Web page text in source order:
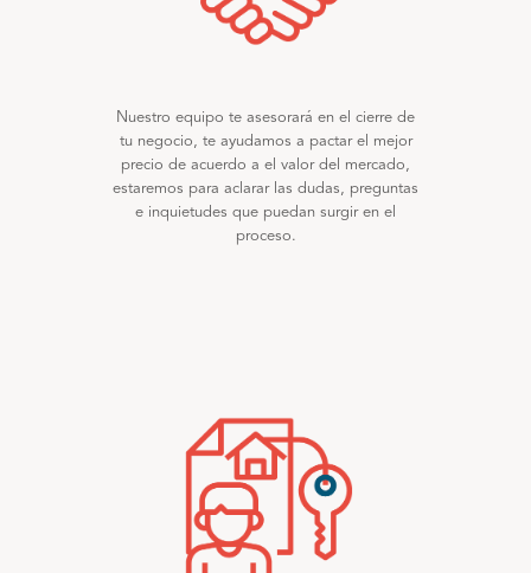
Nuestro equipo te asesorará en el cierre de
tu negocio, te ayudamos a pactar el mejor
precio de acuerdo a el valor del mercado,
estaremos para aclarar las dudas, preguntas
e inquietudes que puedan surgir en el
proceso.